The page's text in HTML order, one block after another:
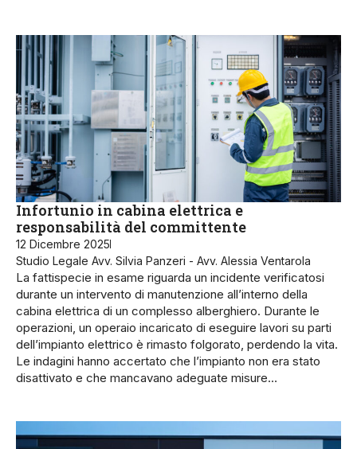
Infortunio in cabina elettrica e
responsabilità del committente
12 Dicembre 2025
Studio Legale Avv. Silvia Panzeri - Avv. Alessia Ventarola
La fattispecie in esame riguarda un incidente verificatosi
durante un intervento di manutenzione all’interno della
cabina elettrica di un complesso alberghiero. Durante le
operazioni, un operaio incaricato di eseguire lavori su parti
dell’impianto elettrico è rimasto folgorato, perdendo la vita.
Le indagini hanno accertato che l’impianto non era stato
disattivato e che mancavano adeguate misure…